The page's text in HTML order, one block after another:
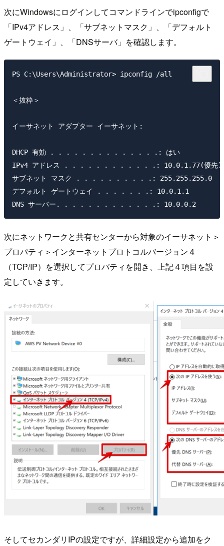
次にWindowsにログインしてコマンドラインでipconfigで
「IPv4アドレス」、「サブネットマスク」、「デフォルト
ゲートウェイ」、「DNSサーバ」を確認します。
PS C:\Users\Administrator> ipconfig /all
＜抜粋＞
イーサネット アダプター イーサネット:
DHCP 有効 . . . . . . . . . . . . . .: はい
IPv4 アドレス . . . . . . . . . . . .: 10.0.1.77(優先)
サブネット マスク . . . . . . . . . .: 255.255.255.0
デフォルト ゲートウェイ . . . . . . .: 10.0.1.1
次にネットワークと共有センターから対象のイーサネット＞
プロパティ＞インターネットプロトコルバージョン４
（TCP/IP）を選択してプロパティを開き、上記４項目を設
定していきます。
そしてセカンダリIPの設定ですが、詳細設定から追加をク